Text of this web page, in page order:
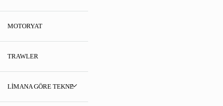
MOTORYAT
TRAWLER
LIMANA GÖRE TEKNE